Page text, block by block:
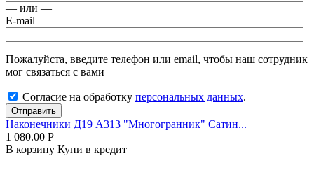
— или —
E-mail
Пожалуйста, введите телефон или email, чтобы наш сотрудник
мог связаться с вами
Согласие на обработку персональных данных.
Отправить
Наконечники Д19 А313 "Многогранник" Сатин...
1 080.00 Р
В корзину Купи в кредит